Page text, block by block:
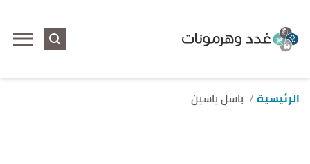
الرئيسية باسل ياسين